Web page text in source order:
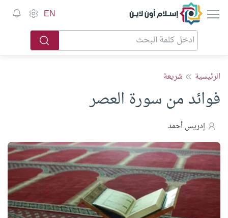
إسلام أون لاين EN
الرئيسية شريعة
فوائد من سورة العصر
إدريس أحمد